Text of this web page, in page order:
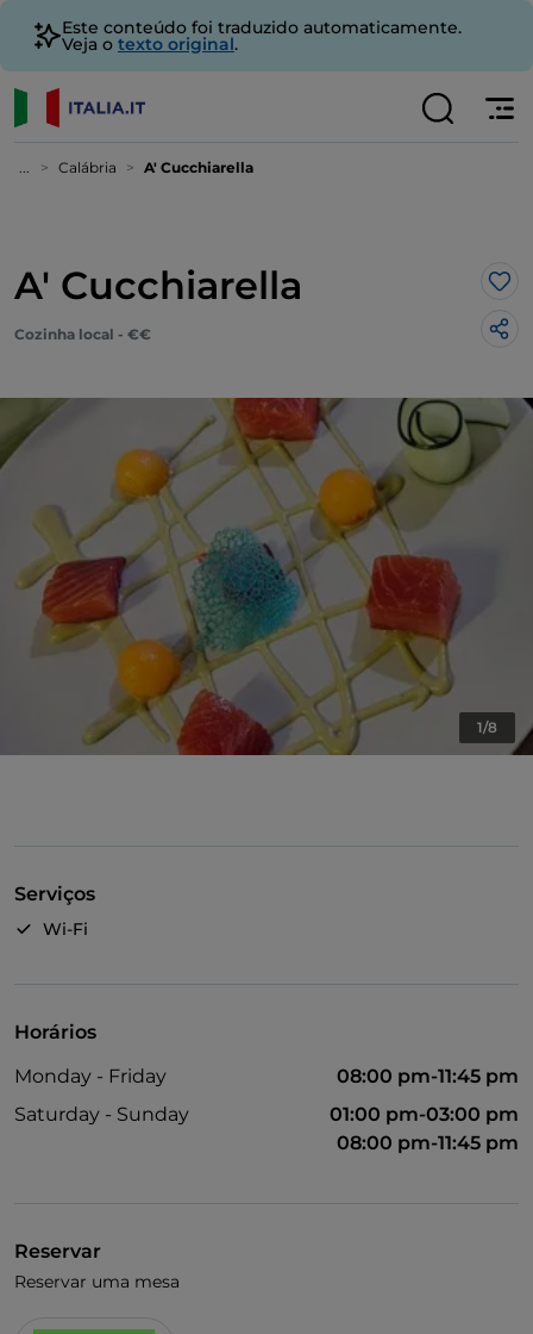
Este conteúdo foi traduzido automaticamente.
Veja o texto original.
... Calábria A' Cucchiarella
A' Cucchiarella
Cozinha local - €€
1/8
Serviços
Wi-Fi
Horários
Monday - Friday
08:00 pm-11:45 pm
Saturday - Sunday
01:00 pm-03:00 pm
08:00 pm-11:45 pm
Reservar
Reservar uma mesa